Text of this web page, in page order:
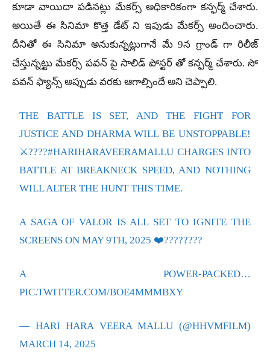
కూడా వాయిదా పడినట్లు మేకర్స్ అధికారికంగా కన్ఫర్మ్ చేశారు.
అయితే ఈ సినిమా కొత్త డేట్ ని ఇపుడు మేకర్స్ అందించారు.
దీనితో ఈ సినిమా అనుకున్నట్లుగానే మే 9న గ్రాండ్ గా రిలీజ్
చేస్తున్నట్టు మేకర్స్ పవన్ పై సాలిడ్ పోస్టర్ తో కన్ఫర్మ్ చేశారు. సో
పవన్ ఫ్యాన్స్ అప్పుడు వరకు ఆగాల్సిందే అని చెప్పాలి.
THE BATTLE IS SET, AND THE FIGHT FOR
JUSTICE AND DHARMA WILL BE UNSTOPPABLE!
⚔️????#HARIHARAVEERAMALLU CHARGES INTO
BATTLE AT BREAKNECK SPEED, AND NOTHING
WILL ALTER THE HUNT THIS TIME.
A SAGA OF VALOR IS ALL SET TO IGNITE THE
SCREENS ON MAY 9TH, 2025 ❤️‍????????
A POWER-PACKED…
PIC.TWITTER.COM/BOE4MMMBXY
— HARI HARA VEERA MALLU (@HHVMFILM)
MARCH 14, 2025